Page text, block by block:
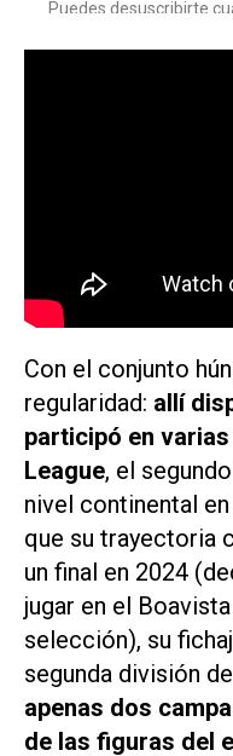
Con el conjunto
regularidad: allí
participó en
League, el
nivel continental
que su trayectoria
un final en 2024
jugar en el
selección), su
segunda división
apenas dos
de las figuras del